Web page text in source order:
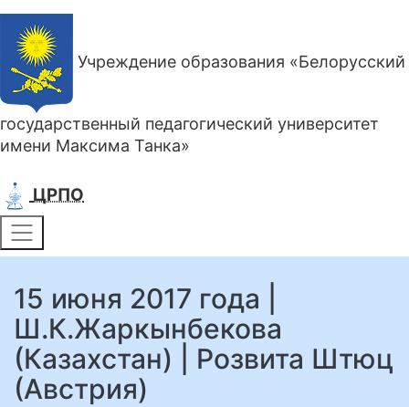
Учреждение образования «Белорусский
государственный педагогический университет
имени Максима Танка»
ЦРПО
15 июня 2017 года |
Ш.К.Жаркынбекова
(Казахстан) | Розвита Штюц
(Австрия)